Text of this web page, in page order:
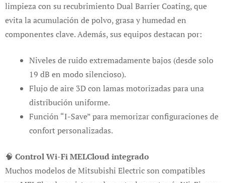
limpieza con su recubrimiento Dual Barrier Coating, que
evita la acumulación de polvo, grasa y humedad en
componentes clave. Además, sus equipos destacan por:
Niveles de ruido extremadamente bajos (desde solo
19 dB en modo silencioso).
Flujo de aire 3D con lamas motorizadas para una
distribución uniforme.
Función “I-Save” para memorizar configuraciones de
confort personalizadas.
🧠 Control Wi-Fi MELCloud integrado
Muchos modelos de Mitsubishi Electric son compatibles